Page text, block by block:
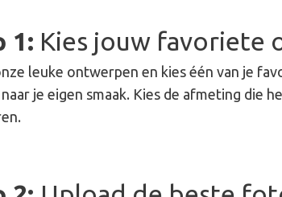
1: Kies jouw favoriete
leuke ontwerpen en kies één van je
je eigen smaak. Kies de afmeting die